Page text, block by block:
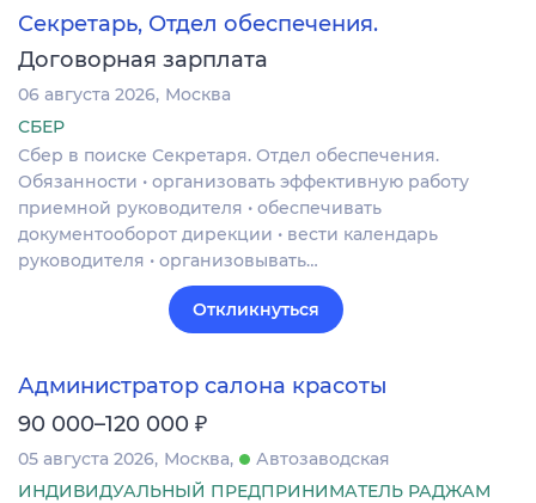
Секретарь, Отдел обеспечения.
Договорная зарплата
06 августа 2026 Москва
СБЕР
Сбер в поиске Секретаря. Отдел обеспечения.
Обязанности • организовать эффективную работу
приемной руководителя • обеспечивать
документооборот дирекции • вести календарь
руководителя • организовывать…
Откликнуться
Администратор салона красоты
90 000–120 000 ₽
05 августа 2026 Москва
Автозаводская
ИНДИВИДУАЛЬНЫЙ ПРЕДПРИНИМАТЕЛЬ РАДЖАМ